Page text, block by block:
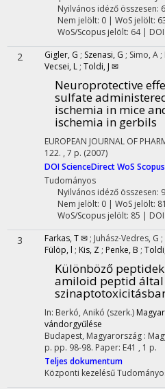
Nyilvános idéző összesen:
Nem jelölt: 0 | WoS jelölt:
WoS/Scopus jelölt: 64 |
2 Gigler, G ; Szenasi, G ; Simo, A ;
Vecsei, L ; Toldi, J ✉
Neuroprotective
sulfate
ischemia in mice
ischemia in gerbils
EUROPEAN JOURNAL OF
122. , 7 p. (2007)
DOIScienceDirectWoS Scopus
Tudományos
Nyilvános idéző összesen:
Nem jelölt: 0 | WoS jelölt:
WoS/Scopus jelölt: 85 |
3 Farkas, T ✉ ; Juhász-Vedres, G ;
Fülöp, l ; Kis, Z ; Penke, B ;
Különböző
amiloid peptid
In: Berkó, Anikó (szerk.)
vándorgyűlése
Budapest, Magyarország :
p. pp. 98-98. Paper: E41 , 1 p.
Teljes dokumentum
Központi kezelésű